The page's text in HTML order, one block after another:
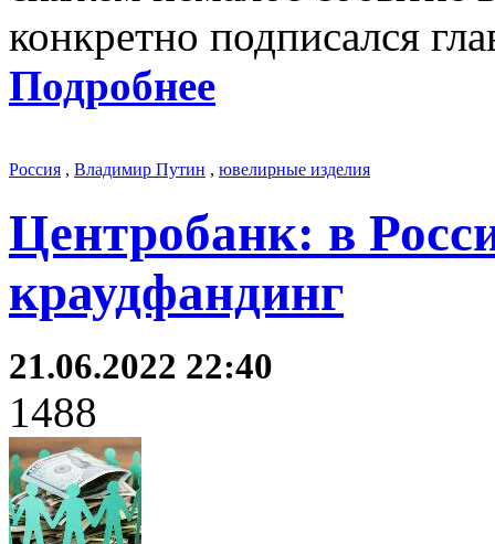
конкретно подписался
Подробнее
Россия , Владимир Путин , ювелирные изделия
Центробанк: в
краудфандинг
21.06.2022 22:40
1488